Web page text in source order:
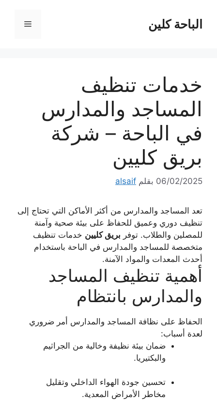
المحتوىالباحة كلين القائمة
خدمات تنظيف
المساجد والمدارس
في الباحة – شركة
بريق كليين
06/02/2025 بقلم alsaif
تعد المساجد والمدارس من أكثر الأماكن التي تحتاج إلى
تنظيف دوري وعميق للحفاظ على بيئة صحية وآمنة
للمصلين والطلاب. توفر بريق كليين خدمات تنظيف
متخصصة للمساجد والمدارس في الباحة باستخدام
أحدث المعدات والمواد الآمنة.
أهمية تنظيف المساجد
والمدارس بانتظام
الحفاظ على نظافة المساجد والمدارس أمر ضروري
لعدة أسباب:
ضمان بيئة نظيفة وخالية من الجراثيم
والبكتيريا.
تحسين جودة الهواء الداخلي وتقليل
مخاطر الأمراض المعدية.